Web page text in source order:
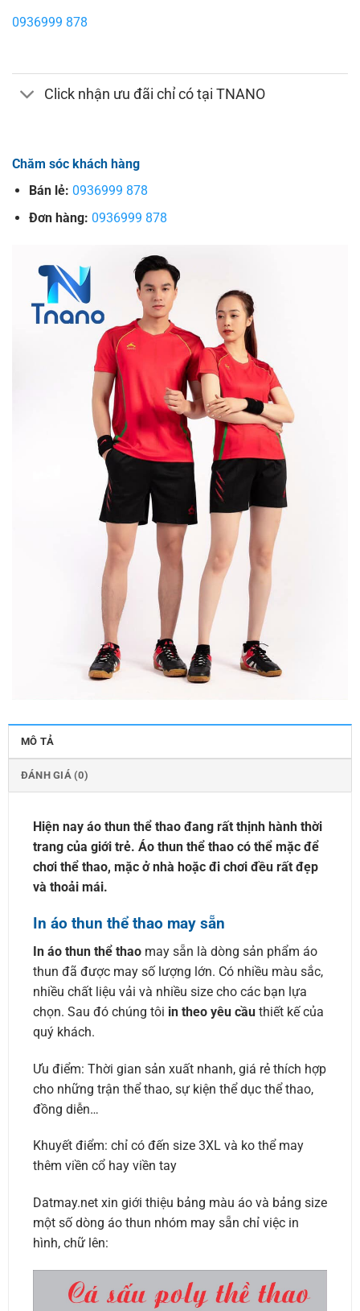
0936999 878
Click nhận ưu đãi chỉ có tại TNANO
Chăm sóc khách hàng
Bán lẻ: 0936999 878
Đơn hàng: 0936999 878
MÔ TẢ
ĐÁNH GIÁ (0)
Hiện nay áo thun thể thao đang rất thịnh hành thời
trang của giới trẻ. Áo thun thể thao có thể mặc để
chơi thể thao, mặc ở nhà hoặc đi chơi đều rất đẹp
và thoải mái.
In áo thun thể thao may sẵn
In áo thun thể thaomay sẵn là dòng sản phẩm áo
thun đã được may số lượng lớn. Có nhiều màu sắc,
nhiều chất liệu vải và nhiều size cho các bạn lựa
chọn. Sau đó chúng tôi in theo yêu cầuthiết kế của
quý khách.
Ưu điểm: Thời gian sản xuất nhanh, giá rẻ thích hợp
cho những trận thể thao, sự kiện thể dục thể thao,
đồng diễn…
Khuyết điểm: chỉ có đến size 3XL và ko thể may
thêm viền cổ hay viền tay
Datmay.net xin giới thiệu bảng màu áo và bảng size
một số dòng áo thun nhóm may sẵn chỉ việc in
hình, chữ lên: